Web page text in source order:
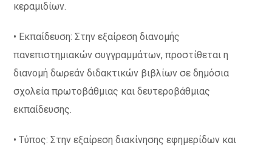
κεραμιδίων.
• Εκπαίδευση: Στην εξαίρεση διανομής
πανεπιστημιακών συγγραμμάτων, προστίθεται η
διανομή δωρεάν διδακτικών βιβλίων σε δημόσια
σχολεία πρωτοβάθμιας και δευτεροβάθμιας
εκπαίδευσης.
• Τύπος: Στην εξαίρεση διακίνησης εφημερίδων και